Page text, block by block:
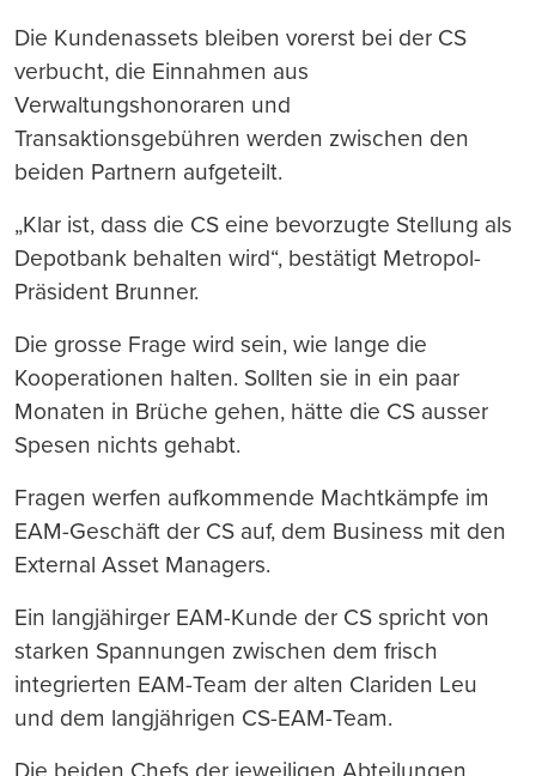
Die Kundenassets bleiben vorerst bei der CS
verbucht, die Einnahmen aus
Verwaltungshonoraren und
Transaktionsgebühren werden zwischen den
beiden Partnern aufgeteilt.
„Klar ist, dass die CS eine bevorzugte Stellung als
Depotbank behalten wird“, bestätigt Metropol-
Präsident Brunner.
Die grosse Frage wird sein, wie lange die
Kooperationen halten. Sollten sie in ein paar
Monaten in Brüche gehen, hätte die CS ausser
Spesen nichts gehabt.
Fragen werfen aufkommende Machtkämpfe im
EAM-Geschäft der CS auf, dem Business mit den
External Asset Managers.
Ein langjähirger EAM-Kunde der CS spricht von
starken Spannungen zwischen dem frisch
integrierten EAM-Team der alten Clariden Leu
und dem langjährigen CS-EAM-Team.